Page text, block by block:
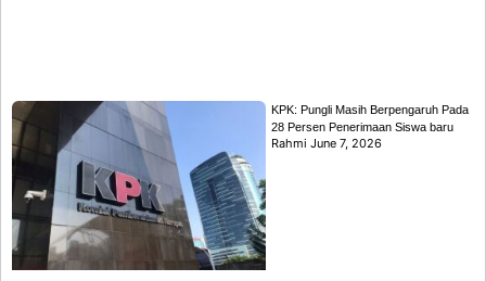
KPK: Pungli Masih Berpengaruh Pada
28 Persen Penerimaan Siswa baru
RahmiJune 7, 2026